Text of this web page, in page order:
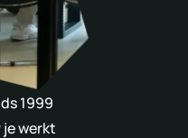
1999
werkt